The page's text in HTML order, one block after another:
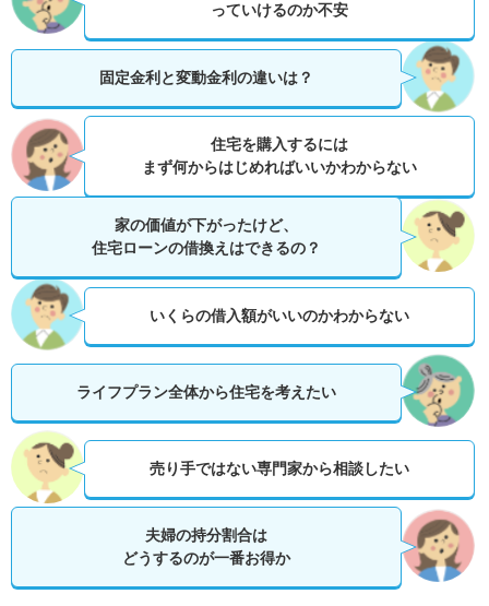
っていけるのか不安
固定金利と変動金利の違いは？
住宅を購入するには
まず何からはじめればいいかわからない
家の価値が下がったけど、
住宅ローンの借換えはできるの？
いくらの借入額がいいのかわからない
ライフプラン全体から住宅を考えたい
売り手ではない専門家から相談したい
夫婦の持分割合は
どうするのが一番お得か